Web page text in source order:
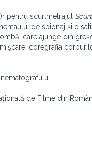
pentru scurtmetrajul
de spionaj și o
care ajunge din
coregrafia
de Filme din